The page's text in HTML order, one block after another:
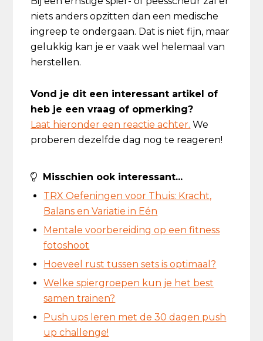
niets anders opzitten dan een medische
ingreep te ondergaan. Dat is niet fijn, maar
gelukkig kan je er vaak wel helemaal van
herstellen.
Vond je dit een interessant artikel of
heb je een vraag of opmerking?
Laat hieronder een reactie achter. We
proberen dezelfde dag nog te reageren!
Misschien ook interessant...
TRX Oefeningen voor Thuis: Kracht,
Balans en Variatie in Eén
Mentale voorbereiding op een fitness
fotoshoot
Hoeveel rust tussen sets is optimaal?
Welke spiergroepen kun je het best
samen trainen?
Push ups leren met de 30 dagen push
up challenge!